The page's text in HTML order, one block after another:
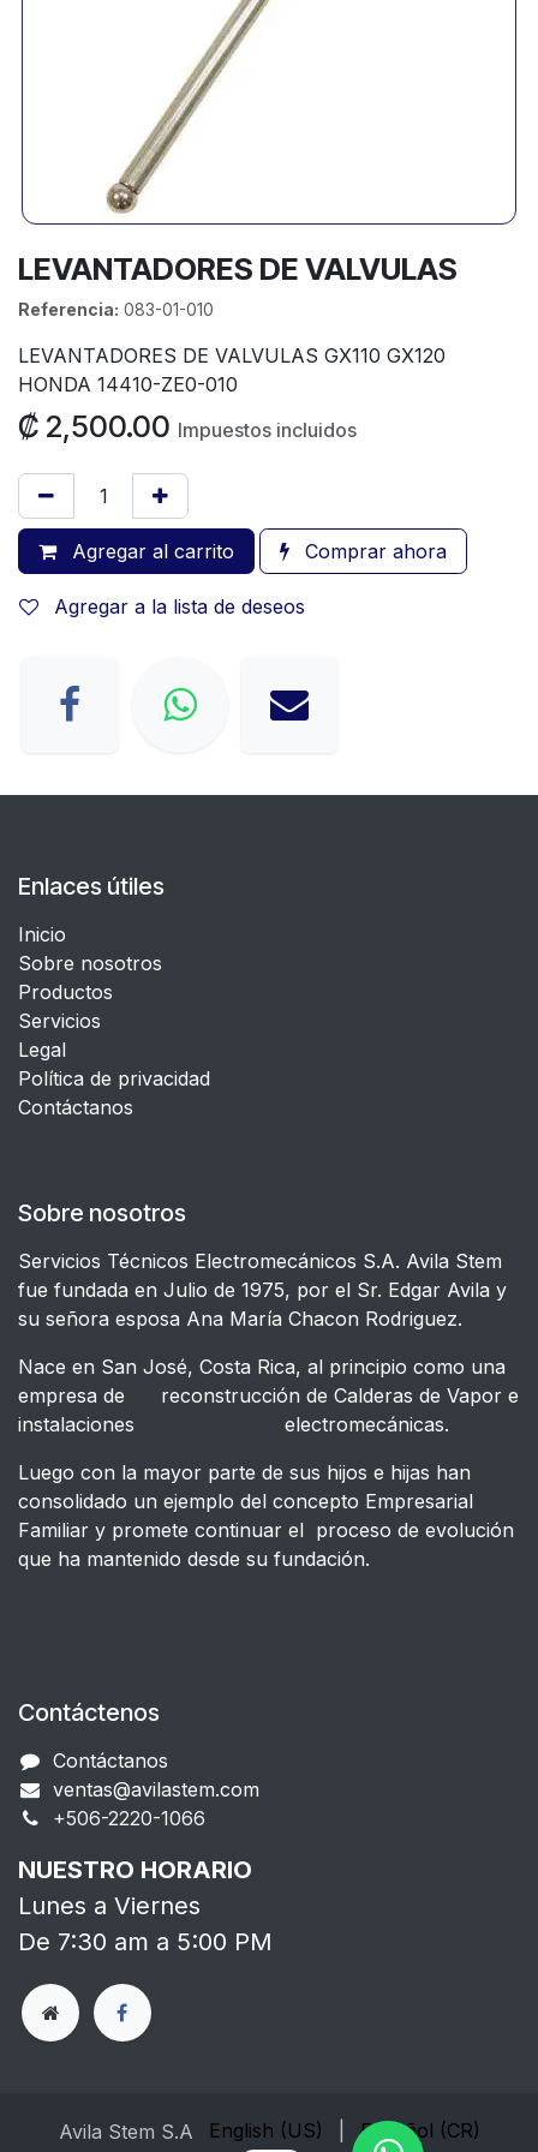
LEVANTADORES DE VALVULAS
Referencia: 083-01-010
LEVANTADORES DE VALVULAS GX110 GX120
HONDA 14410-ZE0-010
₡ 2,500.00 Impuestos incluidos
Agregar al carrito Comprar ahora
Agregar a la lista de deseos
Enlaces útiles
Inicio
Sobre nosotros
Productos
Servicios
Legal
​Política de privacidad
Contáctanos
Sobre nosotros
Servicios Técnicos Electromecánicos S.A. Avila Stem
fue fundada en Julio de 1975, por el Sr. Edgar Avila y
su señora esposa Ana María Chacon Rodriguez.
Nace en San José, Costa Rica, al principio como una
empresa de reconstrucción de Calderas de Vapor e
instalaciones electromecánicas.
Luego con la mayor parte de sus hijos e hijas han
consolidado un ejemplo del concepto Empresarial
Familiar y promete continuar el proceso de evolución
que ha mantenido desde su fundación.
Contáctenos
Contáctanos
ventas@avilastem.com
+506-2220-1066​
NUESTRO HORARIO
Lunes a Viernes
De 7:30 am a 5:00 PM
Avila Stem S.A English (US)
Español (CR)